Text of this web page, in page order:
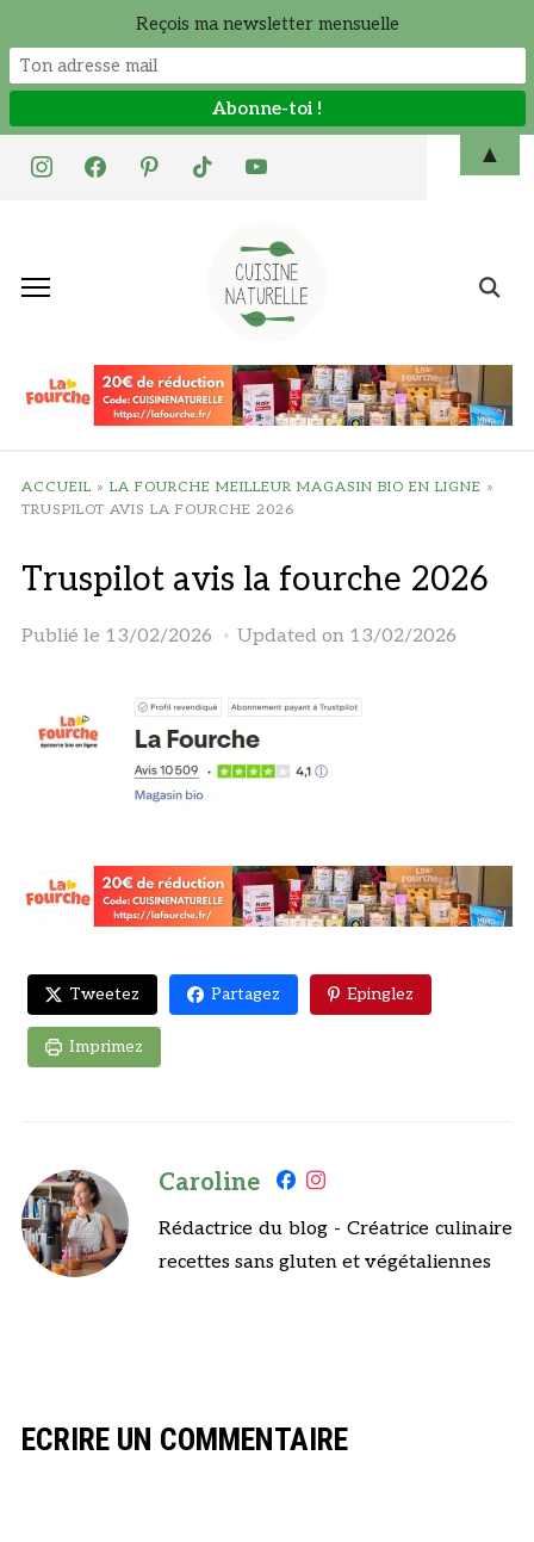
instagramfacebookpinteresttiktok youtube
Search
ACCUEIL » LA FOURCHE MEILLEUR MAGASIN BIO EN LIGNE »
TRUSPILOT AVIS LA FOURCHE 2026
Truspilot avis la fourche 2026
Publié le 13/02/2026 Updated on 13/02/2026
Tweetez Partagez Epinglez
Imprimez
Caroline
Rédactrice du blog - Créatrice culinaire
recettes sans gluten et végétaliennes
ECRIRE UN COMMENTAIRE
Reçois ma newsletter mensuelle
▲